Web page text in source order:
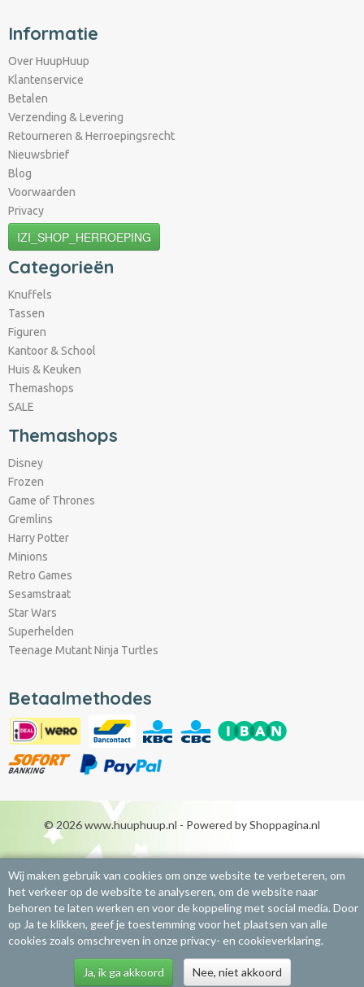
Informatie
Over HuupHuup
Klantenservice
Betalen
Verzending & Levering
Retourneren & Herroepingsrecht
Nieuwsbrief
Blog
Voorwaarden
Privacy
IZI_SHOP_HERROEPING
Categorieën
Knuffels
Tassen
Figuren
Kantoor & School
Huis & Keuken
Themashops
SALE
Themashops
Disney
Frozen
Game of Thrones
Gremlins
Harry Potter
Minions
Retro Games
Sesamstraat
Star Wars
Superhelden
Teenage Mutant Ninja Turtles
Betaalmethodes
© 2026 www.huuphuup.nl - Powered by Shoppagina.nl
Wij maken gebruik van cookies om onze website te verbeteren, om
het verkeer op de website te analyseren, om de website naar
behoren te laten werken en voor de koppeling met social media. Door
op Ja te klikken, geef je toestemming voor het plaatsen van alle
cookies zoals omschreven in onze privacy- en cookieverklaring.
Ja, ik ga akkoord Nee, niet akkoord